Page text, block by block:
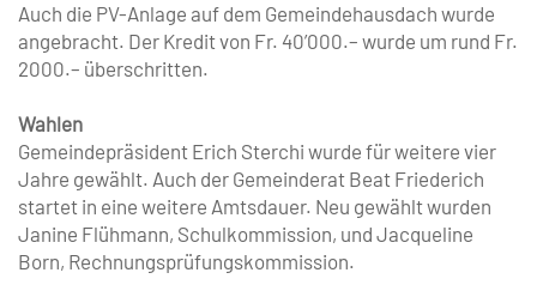
Auch die PV-Anlage auf dem Gemeindehausdach wurde
angebracht. Der Kredit von Fr. 40’000.– wurde um rund Fr.
2000.– überschritten.
Wahlen
Gemeindepräsident Erich Sterchi wurde für weitere vier
Jahre gewählt. Auch der Gemeinderat Beat Friederich
startet in eine weitere Amtsdauer. Neu gewählt wurden
Janine Flühmann, Schulkommission, und Jacqueline
Born, Rechnungs­prüfungskommission.